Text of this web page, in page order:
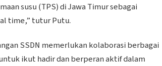
susu (TPS) di Jawa Timur sebagai
time,” tutur Putu.
SSDN memerlukan kolaborasi berbagai
ikut hadir dan berperan aktif dalam